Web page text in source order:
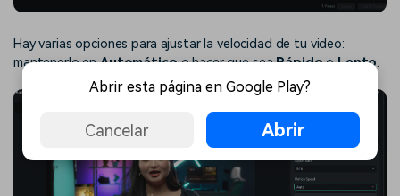
Hay varias opciones para ajustar la velocidad de tu video:
mantenerlo enAutomáticoo hacer que seaRápidooLento.
Abrir esta página en Google Play?
Cancelar Abrir